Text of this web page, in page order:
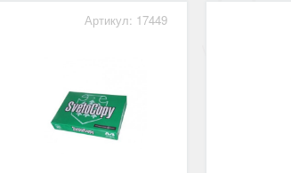
Артикул: 17449